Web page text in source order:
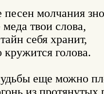
песен молчания
твои слова,
себя хранит,
кружится голова.
еще можно